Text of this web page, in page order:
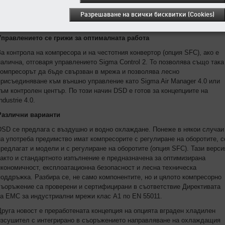
корпус от алуминий. Самите филтърни елементи са изпълнени
метал и в края на използването си могат да бъдат утилизирани
без допълнителна обработка.
се грижи за оптималната работа
контрола на компресора и на честотния конвертор (опция SFC), ако е
отговаря управлението Sigma Control 2. То позволява също така
да бъде свързван в мрежа и позволява лесно
към външно управление като Sigma Air Manager 4.0 или
контролен център. По този начин DSD е готов за концепциите на
4.0.
варианти
се предлага с въздушно и водно охлаждане. Понеже в някои случаи
употреба предимство имат компресорите с регулиране на оборотите,
и модели и с регулиране на оборотите (опция SFC). Тази
и стандартното изпълнение е предназначена за оптимизирана
експлоатационна безопасност и лесна техническа
Разбира се, не само компонентите, но и цялото компресорно
са проверени и сертифицирани в съответствие Директивата
ЕМС за индустриални мрежи клас A1 по EN 55011.
новост е преработената концепция на опцията вграден хладилен
с интегрирано в съоръжението направляване на охлаждащия
Разрешаване на всички бисквитки (Cookies)